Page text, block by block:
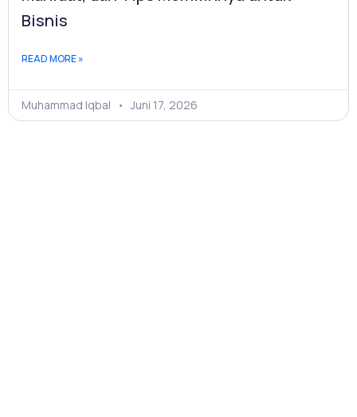
Bisnis
READ MORE »
Muhammad Iqbal Juni 17, 2026